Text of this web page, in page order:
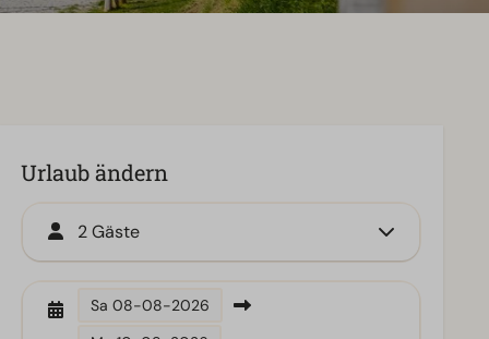
Urlaub ändern
2 Gäste
Sa 08-08-2026